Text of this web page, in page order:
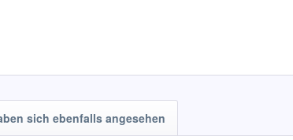
sich ebenfalls angesehen